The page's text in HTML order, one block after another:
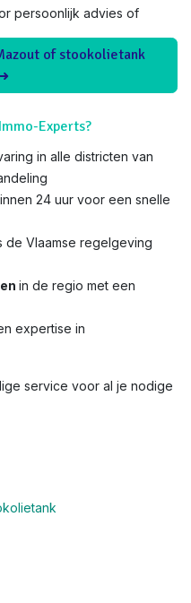
persoonlijk advies of
of stookolietank
Experts?
in alle districten van
24 uur voor een snelle
de Vlaamse regelgeving
in de regio met een
expertise in
service voor al je nodige